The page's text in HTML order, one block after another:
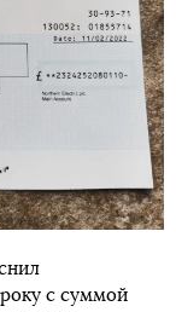
с суммой